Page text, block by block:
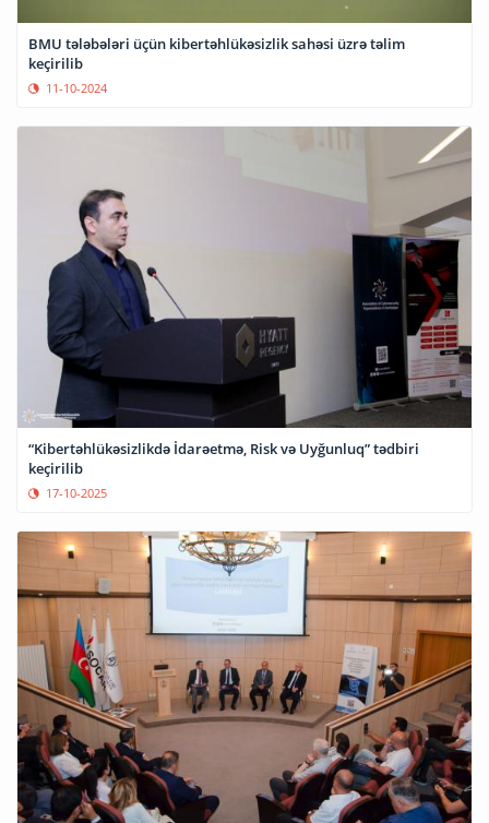
BMU tələbələri üçün kibertəhlükəsizlik sahəsi üzrə təlim
keçirilib
11-10-2024
“Kibertəhlükəsizlikdə İdarəetmə, Risk və Uyğunluq” tədbiri
keçirilib
17-10-2025